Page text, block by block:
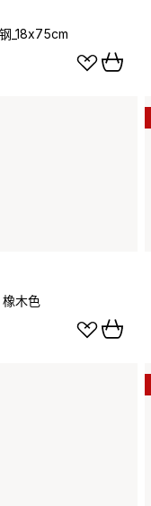
_18x75cm
木色